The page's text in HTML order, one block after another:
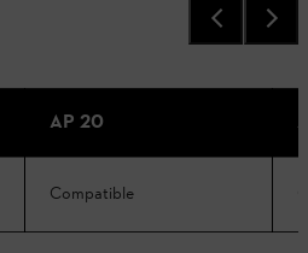
AP 20
Compatible